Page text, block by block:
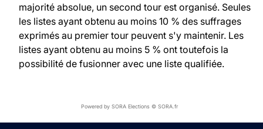
majorité absolue, un second tour est organisé. Seules
les listes ayant obtenu au moins 10 % des suffrages
exprimés au premier tour peuvent s'y maintenir. Les
listes ayant obtenu au moins 5 % ont toutefois la
possibilité de fusionner avec une liste qualifiée.
Powered by SORA Elections © SORA.fr